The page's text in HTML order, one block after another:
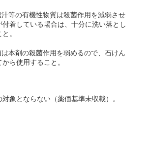
等の有機性物質は殺菌作用を減弱させ
付着している場合は、十分に洗い落とし
。
本剤の殺菌作用を弱めるので、石けん
ら使用すること。
象とならない（薬価基準未収載）。